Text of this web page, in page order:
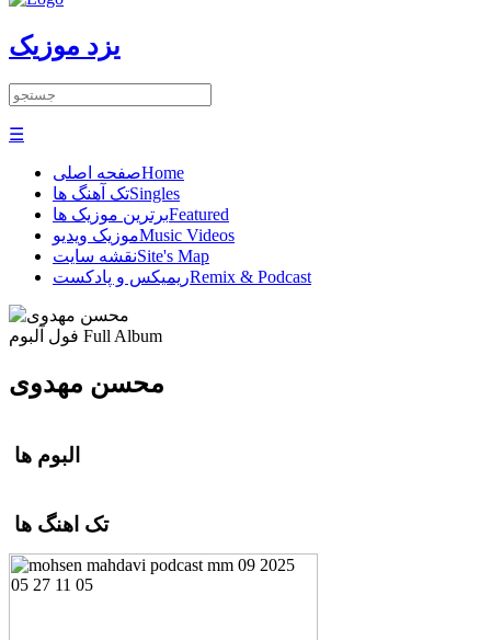
یزد موزیک
☰
صفحه اصلیHome
تک آهنگ هاSingles
برترین موزیک هاFeatured
موزیک ویدیوMusic Videos
نقشه سایتSite's Map
ریمیکس و پادکستRemix & Podcast
Full Album
محسن مهدوی
البوم ها
تک اهنگ ها